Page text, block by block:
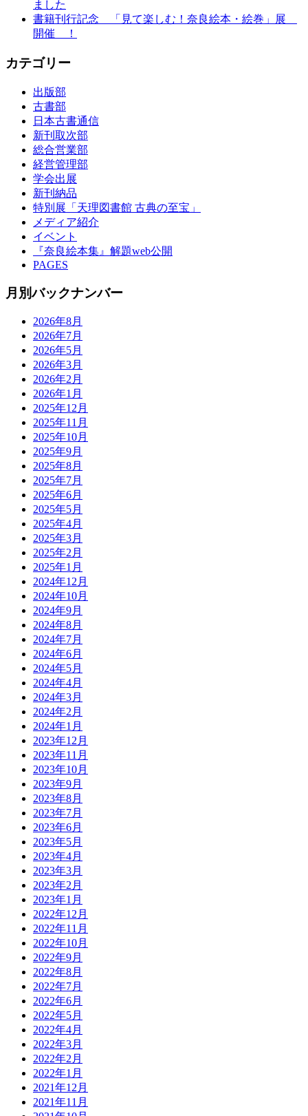
ました
書籍刊行記念 「見て楽しむ！奈良絵本・絵巻」展
開催 ！
カテゴリー
出版部
古書部
日本古書通信
新刊取次部
総合営業部
経営管理部
学会出展
新刊納品
特別展「天理図書館 古典の至宝」
メディア紹介
イベント
『奈良絵本集』解題web公開
PAGES
月別バックナンバー
2026年8月
2026年7月
2026年5月
2026年3月
2026年2月
2026年1月
2025年12月
2025年11月
2025年10月
2025年9月
2025年8月
2025年7月
2025年6月
2025年5月
2025年4月
2025年3月
2025年2月
2025年1月
2024年12月
2024年10月
2024年9月
2024年8月
2024年7月
2024年6月
2024年5月
2024年4月
2024年3月
2024年2月
2024年1月
2023年12月
2023年11月
2023年10月
2023年9月
2023年8月
2023年7月
2023年6月
2023年5月
2023年4月
2023年3月
2023年2月
2023年1月
2022年12月
2022年11月
2022年10月
2022年9月
2022年8月
2022年7月
2022年6月
2022年5月
2022年4月
2022年3月
2022年2月
2022年1月
2021年12月
2021年11月